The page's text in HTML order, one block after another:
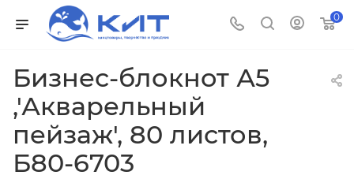
0
Бизнес-блокнот А5
,'Акварельный
пейзаж', 80 листов,
Б80-6703